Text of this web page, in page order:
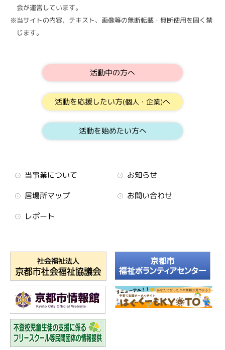
会が運営しています。
※当サイトの内容、テキスト、画像等の無断転載・無断使用を固く禁
じます。
活動中の方へ
活動を応援したい方(個人・企業)へ
活動を始めたい方へ
当事業について
お知らせ
居場所マップ
お問い合わせ
レポート